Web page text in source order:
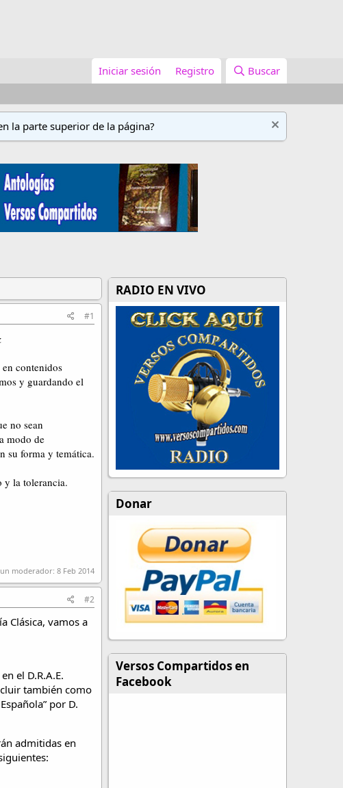
Iniciar sesión Registro Buscar
la parte superior de la página?
#1
en contenidos
y guardando el
no sean
modo de
su forma y temática.
y la tolerancia.
moderador: 8 Feb 2014
#2
Clásica, vamos a
el D.R.A.E.
también como
por D.
admitidas en
RADIO EN VIVO
Donar
Versos Compartidos en
Facebook